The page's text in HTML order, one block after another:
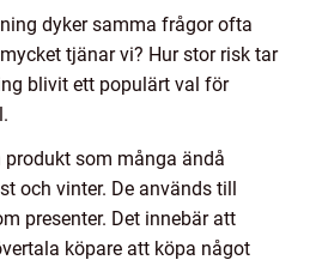
dyker samma frågor ofta
tjänar vi? Hur stor risk tar
blivit ett populärt val för
som många ändå
och vinter. De används till
presenter. Det innebär att
köpare att köpa något